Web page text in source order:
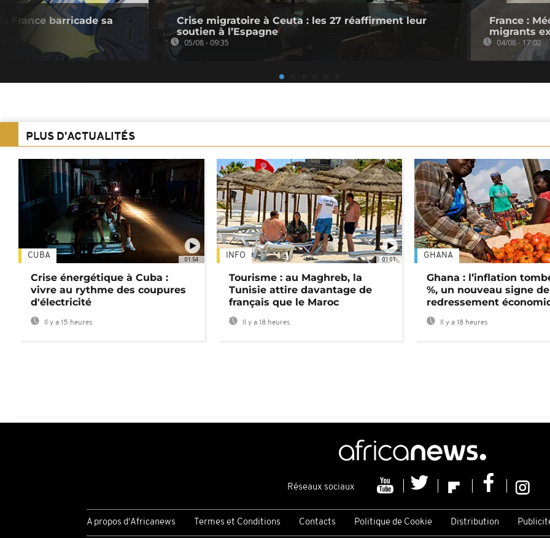
France barricade sa
Crise migratoire à Ceuta : les 27 réaffirment leur
soutien à l’Espagne
05/08 - 09:35
France :
migrants
04/08 - 17:02
PLUS D'ACTUALITÉS
01:54
CUBA
Crise énergétique à Cuba :
vivre au rythme des coupures
d'électricité
Il y a 15 heures
01:01
INFO
Tourisme : au Maghreb, la
Tunisie attire davantage de
français que le Maroc
Il y a 18 heures
GHANA
Ghana : l’inflation
%, un nouveau signe de
redressement
Il y a 18 heures
Réseaux sociaux
A propos d'Africanews Termes et Conditions Contacts Politique de Cookie Distribution